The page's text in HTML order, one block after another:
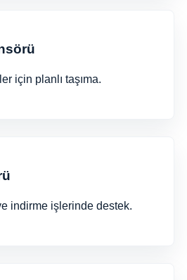
için planlı taşıma.
indirme işlerinde destek.